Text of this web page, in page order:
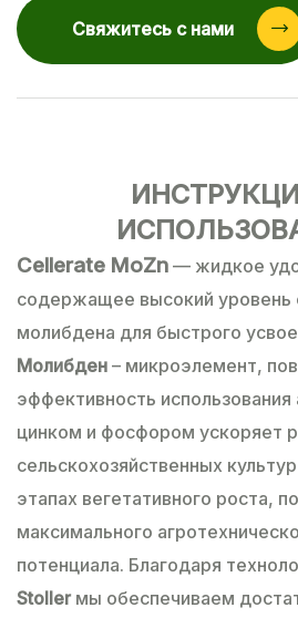
Свяжитесь с нами
Cellerate MoZn — жидкое
содержащее высокий уровень
молибдена для быстрого
Молибден – микроэлемент,
эффективность
цинком и фосфором ускоряет
сельскохозяйственных
этапах вегетативного роста,
максимального
потенциала. Благодаря
Stoller мы обеспечиваем